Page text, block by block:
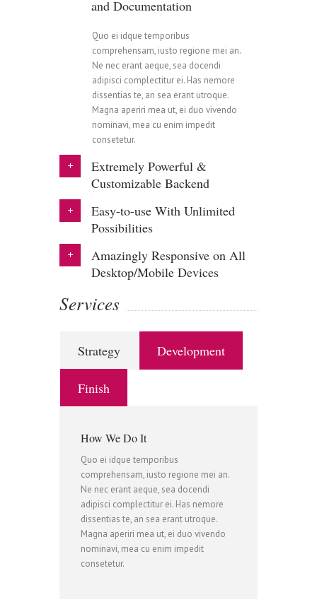
and Documentation
Quo ei idque temporibus
comprehensam, iusto regione mei an.
Ne nec erant aeque, sea docendi
adipisci complectitur ei. Has nemore
dissentias te, an sea erant utroque.
Magna aperiri mea ut, ei duo vivendo
nominavi, mea cu enim impedit
consetetur.
Extremely Powerful &
Customizable Backend
Easy-to-use With Unlimited
Possibilities
Amazingly Responsive on All
Desktop/Mobile Devices
Services
Strategy Development
Finish
How We Do It
Quo ei idque temporibus
comprehensam, iusto regione mei an.
Ne nec erant aeque, sea docendi
adipisci complectitur ei. Has nemore
dissentias te, an sea erant utroque.
Magna aperiri mea ut, ei duo vivendo
nominavi, mea cu enim impedit
consetetur.
0
1
0
1
2
3
4
0
1
2
3
0
1
3
4